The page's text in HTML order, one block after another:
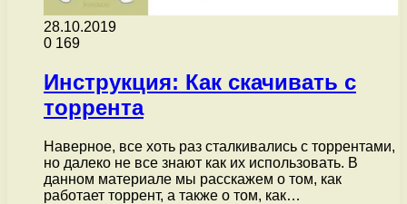
28.10.2019
0 169
Инструкция: Как скачивать с
торрента
Наверное, все хоть раз сталкивались с торрентами,
но далеко не все знают как их использовать. В
данном материале мы расскажем о том, как
работает торрент, а также о том, как…